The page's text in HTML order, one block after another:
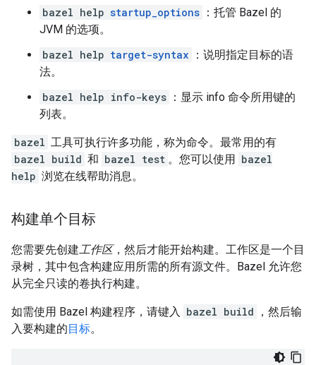
bazel help startup_options ：托管 Bazel 的
JVM 的选项。
bazel help target-syntax
：说明指定目标的语
法。
bazel help info-keys ：显示 info 命令所用键的
列表。
bazel 工具可执行许多功能，称为命令。最常用的有
bazel build 和 bazel test 。您可以使用 bazel
help 浏览在线帮助消息。
构建单个目标
您需要先创建工作区，然后才能开始构建。工作区是一个目
录树，其中包含构建应用所需的所有源文件。Bazel 允许您
从完全只读的卷执行构建。
如需使用 Bazel 构建程序，请键入 bazel build
，然后输
入要构建的目标。